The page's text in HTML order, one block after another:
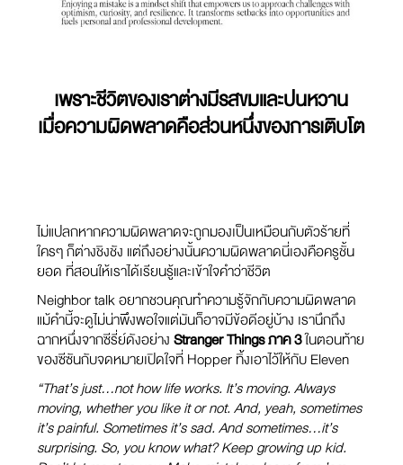
เพราะชีวิตของเราต่างมีรสขมและปนหวาน
เมื่อความผิดพลาดคือส่วนหนึ่งของการเติบโต
ไม่แปลกหากความผิดพลาดจะถูกมองเป็นเหมือนกับตัวร้ายที่
ใครๆ ก็ต่างชิงชัง แต่ถึงอย่างนั้นความผิดพลาดนี่เองคือครูชั้น
ยอด ที่สอนให้เราได้เรียนรู้และเข้าใจคำว่าชีวิต
Neighbor talk อยากชวนคุณทำความรู้จักกับความผิดพลาด
แม้คำนี้จะดูไม่น่าพึงพอใจแต่มันก็อาจมีข้อดีอยู่บ้าง เรานึกถึง
ฉากหนึ่งจากซีรี่ย์ดังอย่างStranger Things ภาค 3ในตอนท้าย
ของซีซันกับจดหมายเปิดใจที่ Hopper ทิ้งเอาไว้ให้กับ Eleven
“That’s just…not how life works. It’s moving. Always
moving, whether you like it or not. And, yeah, sometimes
it’s painful. Sometimes it’s sad. And sometimes…it’s
surprising. So, you know what? Keep growing up kid.